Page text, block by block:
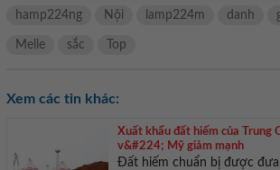
hamp224ng Nội lamp224m danh
Melle sắc Top
Xem các tin khác:
Xuất khẩu đất hiếm của Trung
v&#224; Mỹ giảm mạnh
Đất hiếm chuẩn bị được